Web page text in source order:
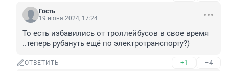
Гость
19 июня 2024, 17:24
То есть избавились от троллейбусов в свое время
..теперь рубануть ещё по электротранспорту?)
ОТВЕТИТЬ +1 –4